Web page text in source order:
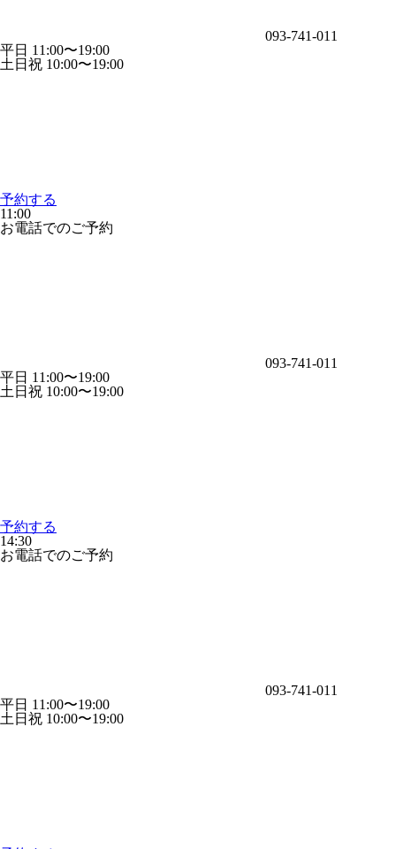
093-741-011
平日 11:00〜19:00
土日祝 10:00〜19:00
予約する
11:00
お電話でのご予約
093-741-011
平日 11:00〜19:00
土日祝 10:00〜19:00
予約する
14:30
お電話でのご予約
093-741-011
平日 11:00〜19:00
土日祝 10:00〜19:00